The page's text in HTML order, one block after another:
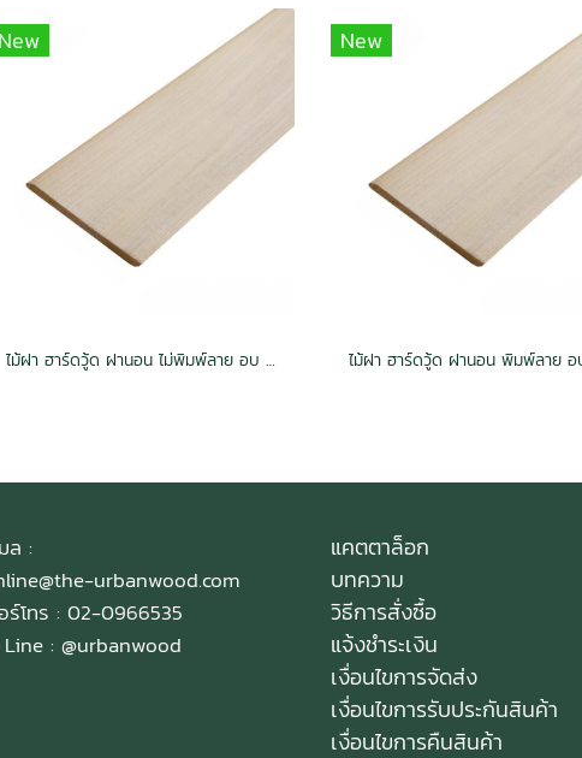
New
ไม้ฝา ฮาร์ดวู้ด ฝานอน ไม่พิมพ์ลาย อบ กันปลวก H3.2
New
ล :
urbanwood.com
ร์โทร : 02-0966535
: @urbanwood
แคตตาล็อก
บทความ
วิธีการสั่งซื้อ
แจ้งชำระเงิน
เงื่อนไขการจัดส่ง
เงื่อนไขการรับประกันสินค้า
เงื่อนไขการคืนสินค้า